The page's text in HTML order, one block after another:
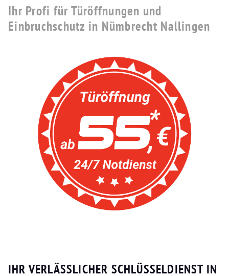
Ihr Profi für Türöffnungen und
Einbruchschutz in Nümbrecht Nallingen
IHR VERLÄSSLICHER SCHLÜSSELDIENST IN